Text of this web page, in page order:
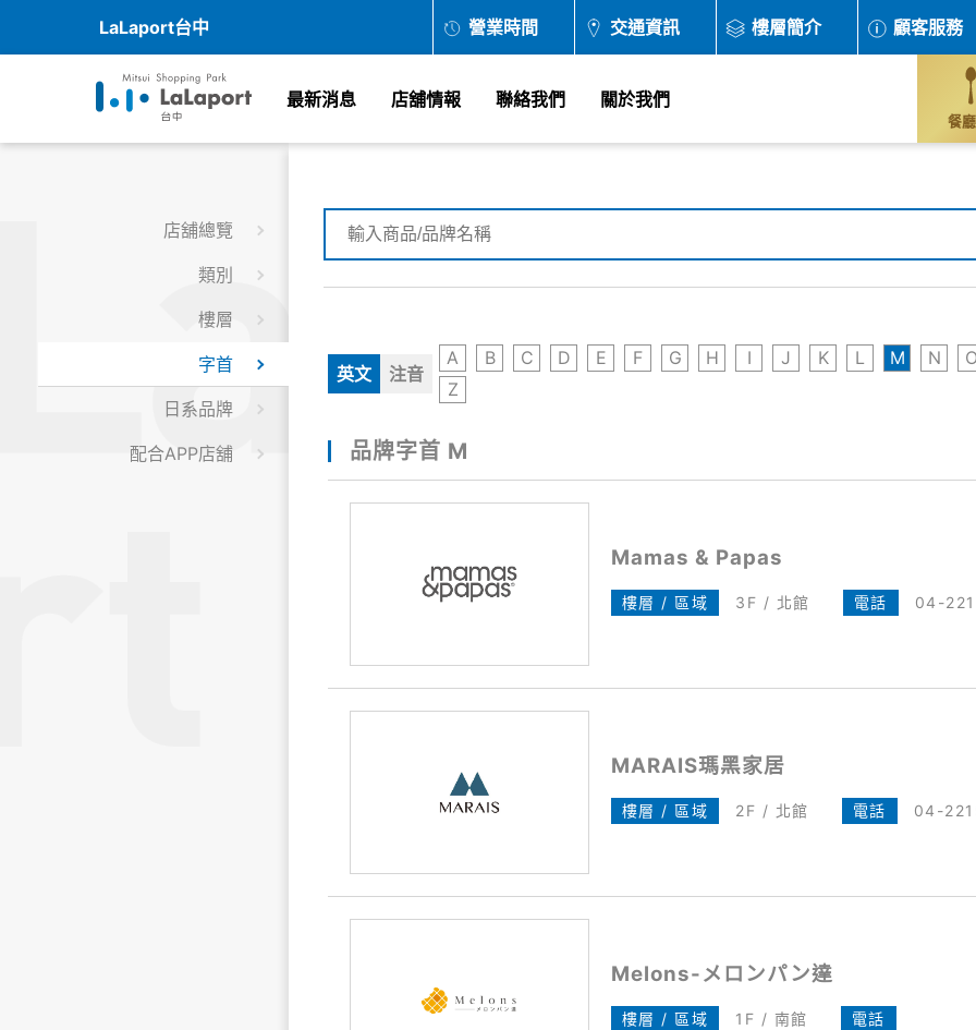
LaLaport台中 營業時間 交通資訊 樓層簡介 顧客服務
最新消息 店舖情報 聯絡我們 關於我們
餐
店舖總覽
類別
樓層
字首
日系品牌
配合APP店舖
英文 注音
A B C D E F G H I J K L M N O
Z
品牌字首 M
Mamas & Papas
樓層 / 區域 3F / 北館 電話 04-
MARAIS瑪黑家居
樓層 / 區域 2F / 北館 電話 04-
Melons-メロンパン達
樓層 / 區域 1F / 南館 電話